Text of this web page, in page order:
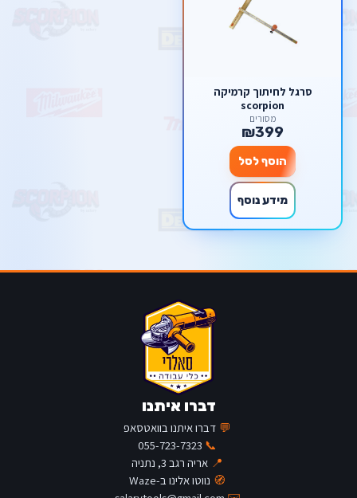
סרגל לחיתוך קרמיקה
scorpion
מסורים
₪399
הוסף לסל
מידע נוסף
דברו איתנו
💬 דברו איתנו בוואטסאפ
📞
055-723-7323
📍 אריה רגב 3, נתניה
🧭 נווטו אלינו ב-Waze